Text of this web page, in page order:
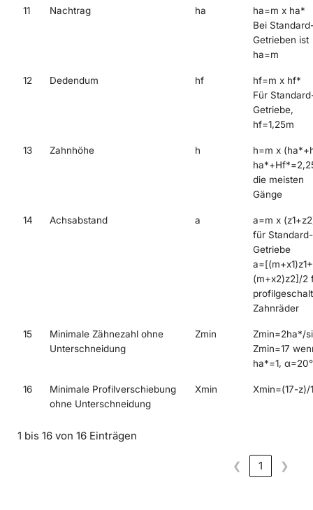
11 Nachtrag ha
ha=m x ha*
Bei
Getrieben ist
ha=m
12 Dedendum hf
hf=m x hf*
Für
Getriebe,
hf=1,25m
13 Zahnhöhe h
h=m x
die meisten
Gänge
14 Achsabstand a
a=m x
für Standard-
Getriebe
a=[(m+x1)z1+
(m+x2)z2]/2
Zahnräder
15
Minimale Zähnezahl ohne
Unterschneidung
Zmin
Zmin=2ha*/
Zmin=17
ha*=1, α=20°
16
Minimale Profilverschiebung
ohne Unterschneidung
Xmin Xmin=(17-z)/
1 bis 16 von 16 Einträgen
❮ 1 ❯